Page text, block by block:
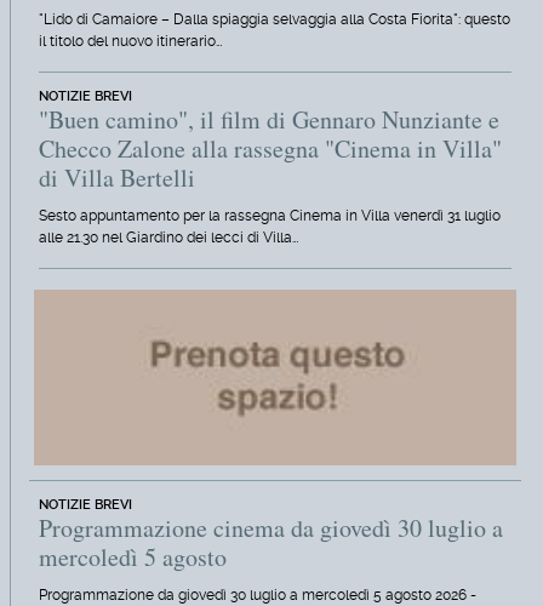
"Lido di Camaiore – Dalla spiaggia selvaggia alla Costa Fiorita": questo
il titolo del nuovo itinerario…
NOTIZIE BREVI
"Buen camino", il film di Gennaro Nunziante e
Checco Zalone alla rassegna "Cinema in Villa"
di Villa Bertelli
Sesto appuntamento per la rassegna Cinema in Villa venerdì 31 luglio
alle 21.30 nel Giardino dei lecci di Villa…
NOTIZIE BREVI
Programmazione cinema da giovedì 30 luglio a
mercoledì 5 agosto
Programmazione da giovedì 30 luglio a mercoledì 5 agosto 2026 -